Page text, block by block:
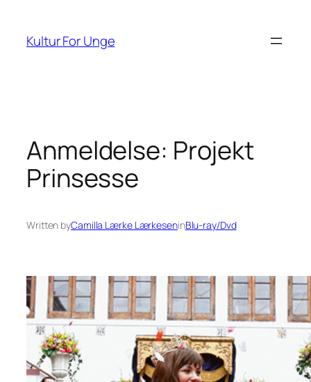
indhold
Kultur For Unge
Anmeldelse: Projekt
Prinsesse
Written byCamilla Lærke LærkeseninBlu-ray/Dvd